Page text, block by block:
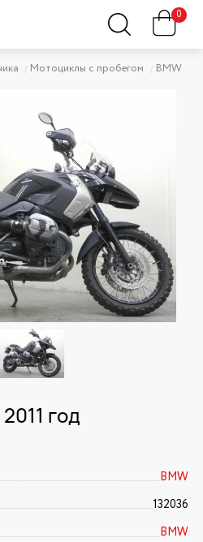
0
Мотоциклы с пробегом BMW
год
BMW
132036
BMW